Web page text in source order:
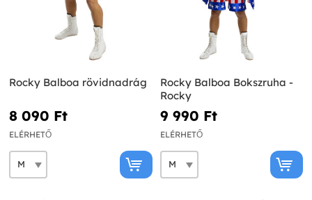
Rocky Balboa rövidnadrág
8 090 Ft‎
ELÉRHETŐ
Rocky Balboa Bokszruha -
Rocky
9 990 Ft‎
ELÉRHETŐ